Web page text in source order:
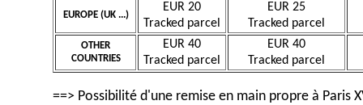
EUROPE (UK ...)
EUR 20
Tracked parcel
EUR 25
Tracked parcel
OTHER
COUNTRIES
EUR 40
Tracked parcel
EUR 40
Tracked parcel
==> Possibilité d'une remise en main propre à Paris